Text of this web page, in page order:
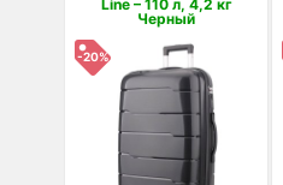
Line – 110 л, 4,2 кг
Черный
-20%